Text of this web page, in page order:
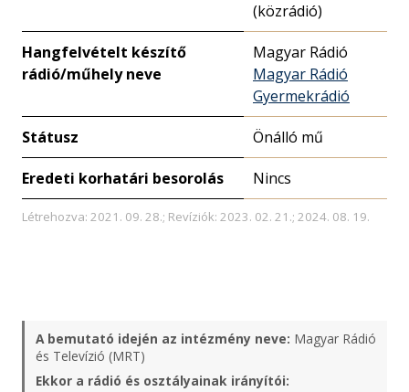
(közrádió)
Hangfelvételt készítő
rádió/műhely neve
Magyar Rádió
Magyar Rádió
Gyermekrádió
Státusz Önálló mű
Eredeti korhatári besorolás Nincs
Létrehozva: 2021. 09. 28.; Revíziók: 2023. 02. 21.; 2024. 08. 19.
A bemutató idején az intézmény neve: Magyar Rádió
és Televízió (MRT)
Ekkor a rádió és osztályainak irányítói: